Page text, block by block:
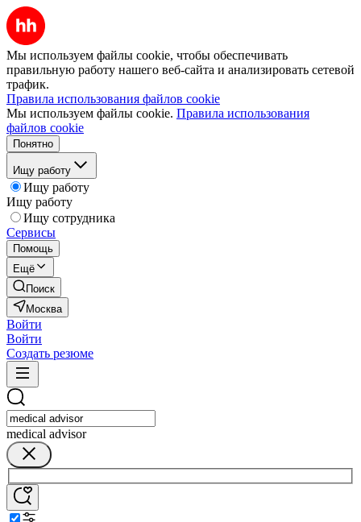
Мы используем файлы cookie, чтобы обеспечивать
правильную работу нашего веб-сайта и анализировать сетевой
трафик.
Правила использования файлов cookie
Мы используем файлы cookie. Правила использования
файлов cookie
Понятно
Ищу работу
Ищу работу
Ищу работу
Ищу сотрудника
Сервисы
Помощь
Ещё
Поиск
Москва
Войти
Войти
Создать резюме
medical advisor